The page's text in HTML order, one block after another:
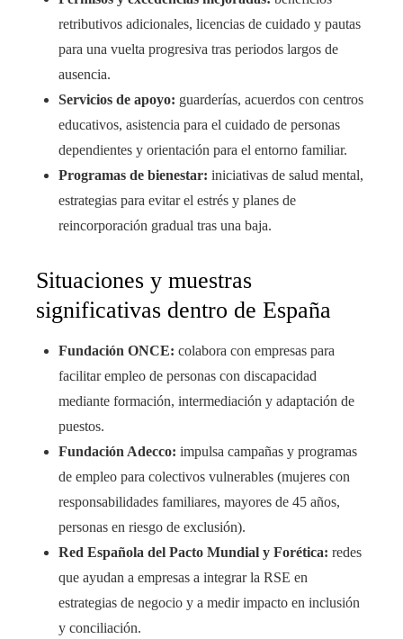
retributivos adicionales, licencias de cuidado y pautas
para una vuelta progresiva tras periodos largos de
ausencia.
Servicios de apoyo: guarderías, acuerdos con centros
educativos, asistencia para el cuidado de personas
dependientes y orientación para el entorno familiar.
Programas de bienestar: iniciativas de salud mental,
estrategias para evitar el estrés y planes de
reincorporación gradual tras una baja.
Situaciones y muestras
significativas dentro de España
Fundación ONCE: colabora con empresas para
facilitar empleo de personas con discapacidad
mediante formación, intermediación y adaptación de
puestos.
Fundación Adecco: impulsa campañas y programas
de empleo para colectivos vulnerables (mujeres con
responsabilidades familiares, mayores de 45 años,
personas en riesgo de exclusión).
Red Española del Pacto Mundial y Forética: redes
que ayudan a empresas a integrar la RSE en
estrategias de negocio y a medir impacto en inclusión
y conciliación.